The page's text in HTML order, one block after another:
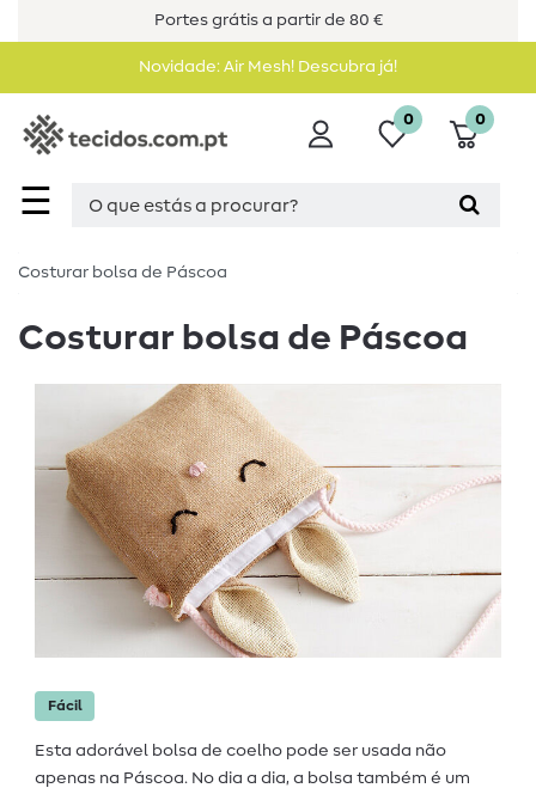
Portes grátis a partir de 80 €
Novidade: Air Mesh! Descubra já!
☰
0 0
Costurar bolsa de Páscoa
Costurar bolsa de Páscoa
Fácil
Esta adorável bolsa de coelho pode ser usada não
apenas na Páscoa. No dia a dia, a bolsa também é um